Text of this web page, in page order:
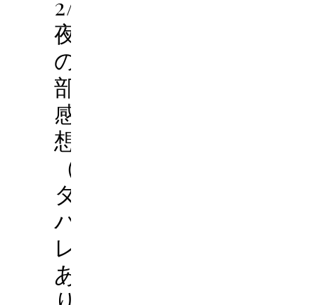
夜
の
部
感
想
（ネ
タ
バ
レ
あ